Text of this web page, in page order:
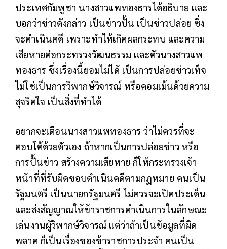
ประเทศกัมพูชา นางสาวแพทองธารได้อธิบาย และ
บอกว่าข่าวดังกล่าว เป็นข่าวปั้น เป็นข่าวปล่อย ซึ่ง
จะดำเนินคดี เพราะทำให้เกิดผลกระทบ และความ
เสียหายต่อกระทรวงวัฒนธรรม และตัวนางสาวแพ
ทองธาร ซึ่งเรื่องนี้ยอมไม่ได้ เป็นการปล่อยข่าวเท็จ
ไม่ใช่เป็นการวิพากษ์วิจารณ์ หรือคอมเม้นด้วยความ
สุจริตใจ เป็นสิ่งที่ทำได้
อยากจะเตือนนางสาวแพทองธาร ว่าไม่ควรที่จะ
ตอบโต้ด้วยตัวเอง ถ้าหากเป็นการปล่อยข่าว หรือ
การปั้นข่าว สร้างความเสียหาย ก็ให้กระทรวงเจ้า
หน้าที่ที่รับผิดชอบดำเนินคดีตามกฏหมาย คนเป็น
รัฐมนตรี เป็นนายกรัฐมนตรี ไม่ควรจะเปิดประเด็น
และส่งสัญญาณให้ข้าราชการดำเนินการในลักษณะ
เล่นงานผู้วิพากษ์วิจารณ์ แต่ว่าถ้าเป็นข้อมูลที่ผิด
พลาด ก็เป็นเรื่องของข้าราชการประจำ คนเป็น